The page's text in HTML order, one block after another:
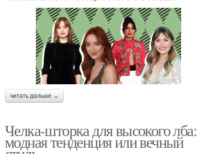
читать дальше →
Челка-шторка для высокого лба:
модная тенденция или вечный